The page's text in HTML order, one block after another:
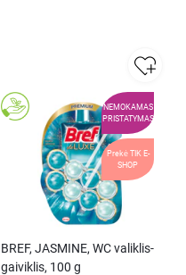
NEMOKAMAS
PRISTATYMAS
Prekė TIK E-
SHOP
BREF, JASMINE, WC valiklis-
gaiviklis, 100 g